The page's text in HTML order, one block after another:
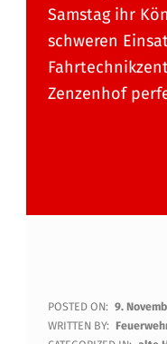
Samstag ihr
schweren
Zenzenhof
E
POSTED ON: 9.
WRITTEN BY: